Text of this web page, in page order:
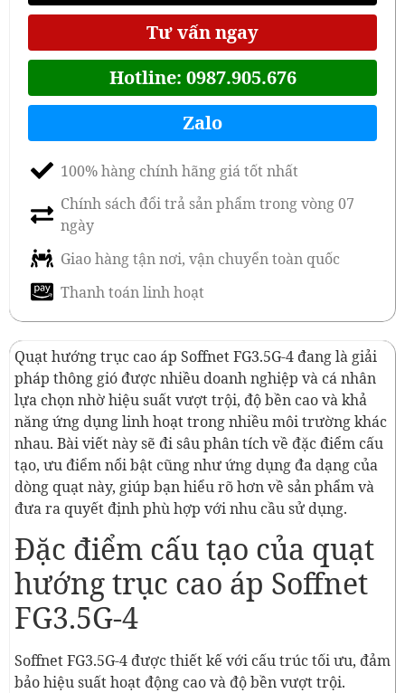
Tư vấn ngay
Hotline: 0987.905.676
Zalo
100% hàng chính hãng giá tốt nhất
Chính sách đổi trả sản phẩm trong vòng 07
ngày
Giao hàng tận nơi, vận chuyển toàn quốc
Thanh toán linh hoạt
Quạt hướng trục cao áp Soffnet FG3.5G-4 đang là giải
pháp thông gió được nhiều doanh nghiệp và cá nhân
lựa chọn nhờ hiệu suất vượt trội, độ bền cao và khả
năng ứng dụng linh hoạt trong nhiều môi trường khác
nhau. Bài viết này sẽ đi sâu phân tích về đặc điểm cấu
tạo, ưu điểm nổi bật cũng như ứng dụng đa dạng của
dòng quạt này, giúp bạn hiểu rõ hơn về sản phẩm và
đưa ra quyết định phù hợp với nhu cầu sử dụng.
Đặc điểm cấu tạo của quạt
hướng trục cao áp Soffnet
FG3.5G-4
Soffnet FG3.5G-4 được thiết kế với cấu trúc tối ưu, đảm
bảo hiệu suất hoạt động cao và độ bền vượt trội.